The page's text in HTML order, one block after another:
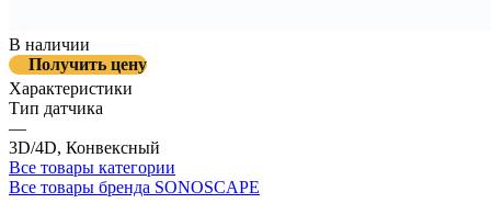
В наличии
Получить цену
Характеристики
Тип датчика
—
3D/4D, Конвексный
Все товары категории
Все товары бренда SONOSCAPE